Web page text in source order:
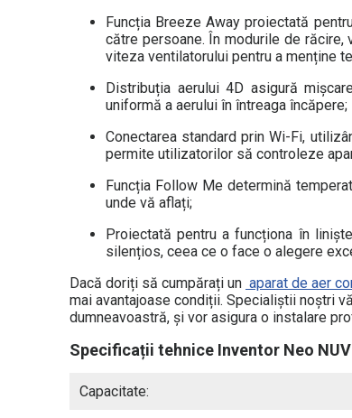
Funcția Breeze Away proiectată
către persoane. În modurile de
viteza ventilatorului pentru a menține
Distribuția aerului 4D asigură
uniformă a aerului în întreaga încăpere;
Conectarea standard prin Wi-Fi,
permite utilizatorilor să controleze
Funcția Follow Me determină
unde vă aflați;
Proiectată pentru a funcționa în
silențios, ceea ce o face o alegere
Dacă doriți să cumpărați un aparat de aer
mai avantajoase condiții. Specialiștii noștri
dumneavoastră, și vor asigura o instalare
Specificații tehnice Inventor Neo
Capacitate: